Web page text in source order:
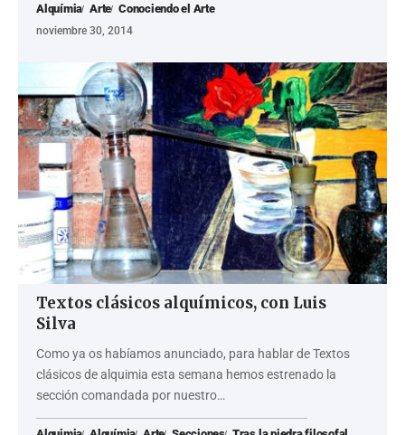
Alquímia Arte Conociendo el Arte
noviembre 30, 2014
Textos clásicos alquímicos, con Luis
Silva
Como ya os habíamos anunciado, para hablar de Textos
clásicos de alquimia esta semana hemos estrenado la
sección comandada por nuestro…